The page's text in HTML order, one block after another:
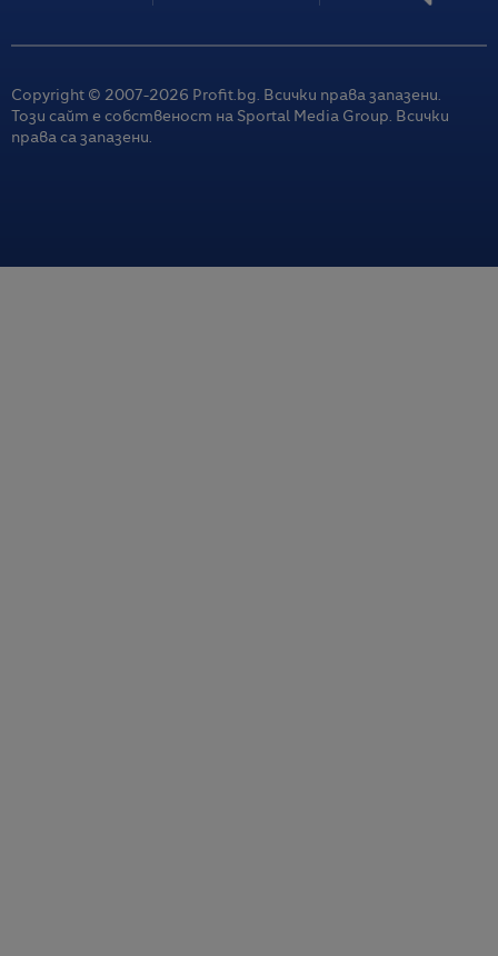
Новите технологии помагат в борбата с горските
пожари, но хората остават незаменими
08.08.2026 / 06:10
Copyright © 2007-2026 Profit.bg. Всички права запазени.
Този сайт е собственост на Sportal Media Group. Всички
права са запазени.